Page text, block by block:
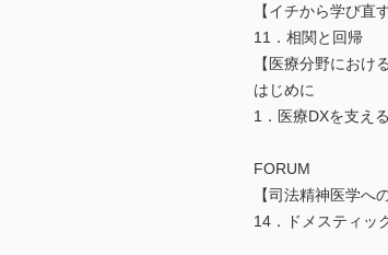
【イチから学び直
11．相関と回帰
【医療分野におけ
はじめに
1．医療DXを支え
FORUM
【司法精神医学
14．ドメスティッ